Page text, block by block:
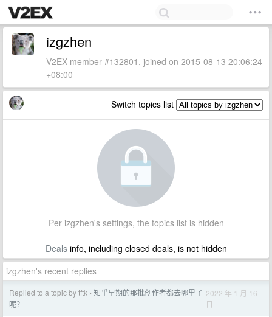
izgzhen
V2EX member #132801, joined on 2015-08-13 20:06:24
+08:00
Switch topics list
Per izgzhen's settings, the topics list is hidden
Dealsinfo, including closed deals, is not hidden
izgzhen's recent replies
Replied to a topic by tftk › 知乎早期的那批创作者都去哪里了
呢？
2022 年 1 月 16
日